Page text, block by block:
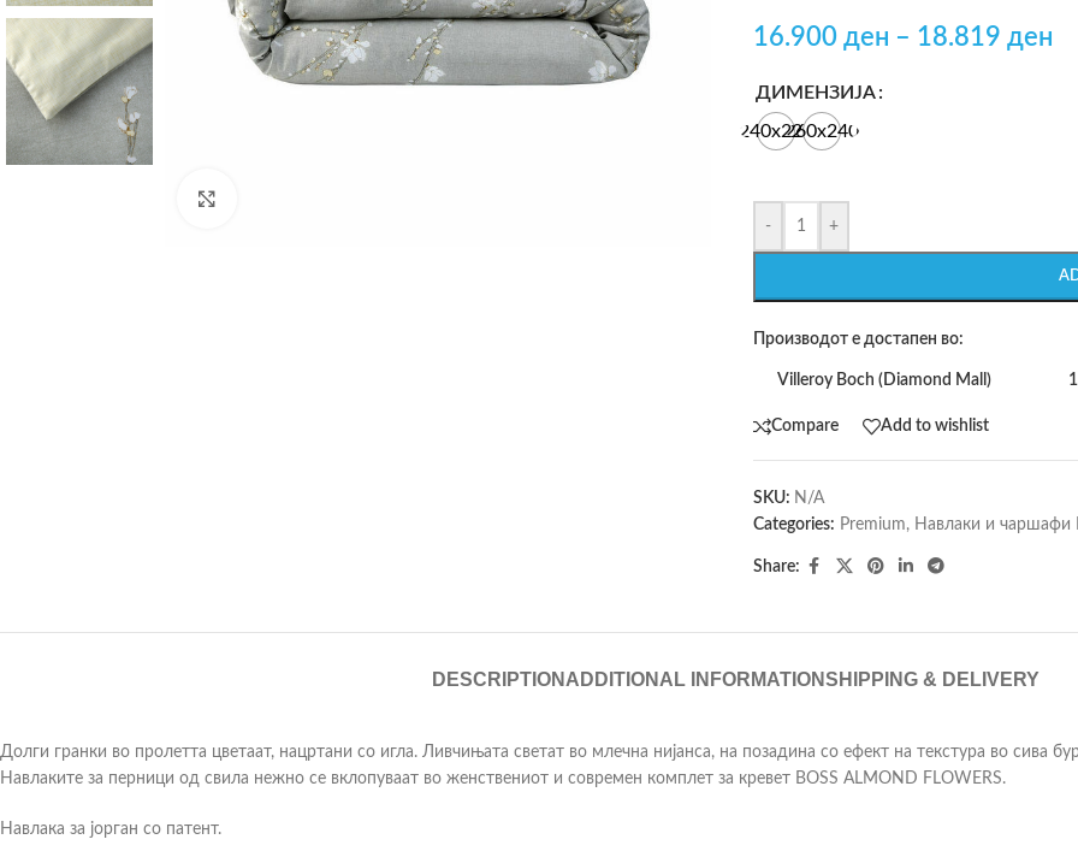
16.900 ден – 18.819 ден
ДИМЕНЗИЈА
240х220260х240
- +
Производот е достапен во:
Villeroy Boch (Diamond Mall) 1
Compare Add to wishlist
SKU: N/A
Categories: Premium, Навлаки и чаршафи
Share:
DESCRIPTION ADDITIONAL INFORMATIONSHIPPING & DELIVERY
Долги гранки во пролетта цветаат, нацртани со игла. Ливчињата светат во млечна нијанса, на позадина со ефект на текстура во сива
Навлаките за перници од свила нежно се вклопуваат во женствениот и современ комплет за кревет BOSS ALMOND FLOWERS.
Навлака за јорган со патент.